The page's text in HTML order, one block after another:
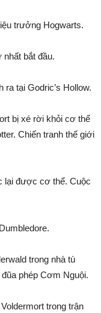
trưởng Hogwarts.
nhất bắt đầu.
tại Godric’s Hollow.
bị xé rời khỏi cơ thể
Chiến tranh thế giới
lại được cơ thể. Cuộc
trong nhà tù
phép Cơm Nguội.
trong trận